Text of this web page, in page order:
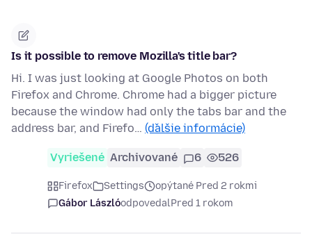
Is it possible to remove Mozilla's title bar?
Hi. I was just looking at Google Photos on both
Firefox and Chrome. Chrome had a bigger picture
because the window had only the tabs bar and the
address bar, and Firefo… (ďalšie informácie)
Vyriešené Archivované 6 526
Firefox Settings
opýtané Pred 2 rokmi
Gábor LászlóodpovedalPred 1 rokom